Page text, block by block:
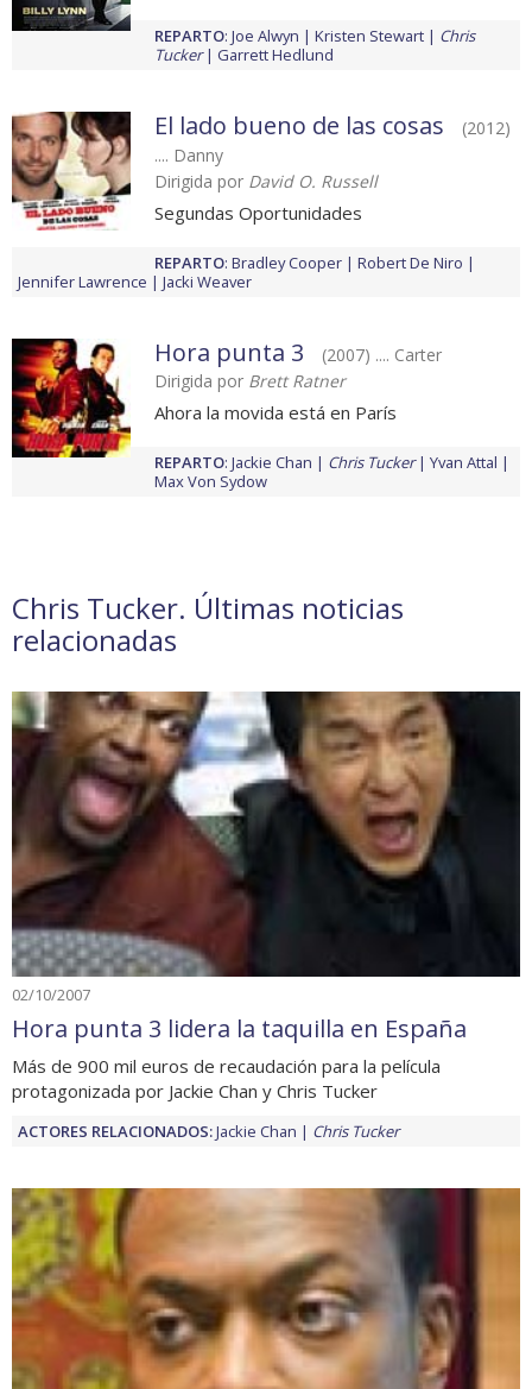
REPARTO: Joe Alwyn Kristen Stewart
Chris
Tucker
Garrett Hedlund
El lado bueno de las cosas
(2012)
.... Danny
Dirigida por David O. Russell
Segundas Oportunidades
REPARTO: Bradley Cooper
Robert De Niro
Jennifer Lawrence
Jacki Weaver
Hora punta 3
(2007) .... Carter
Dirigida por Brett Ratner
Ahora la movida está en París
REPARTO: Jackie Chan Chris Tucker
Yvan Attal
Max Von Sydow
Chris Tucker. Últimas noticias
relacionadas
02/10/2007
Hora punta 3 lidera la taquilla en España
Más de 900 mil euros de recaudación para la película
protagonizada por Jackie Chan y Chris Tucker
ACTORES RELACIONADOS:Jackie Chan Chris Tucker